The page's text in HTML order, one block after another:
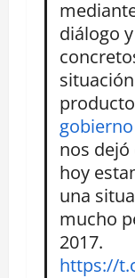
diálogo
gobierno
nos dejó
hoy
una
mucho
2017.
https://